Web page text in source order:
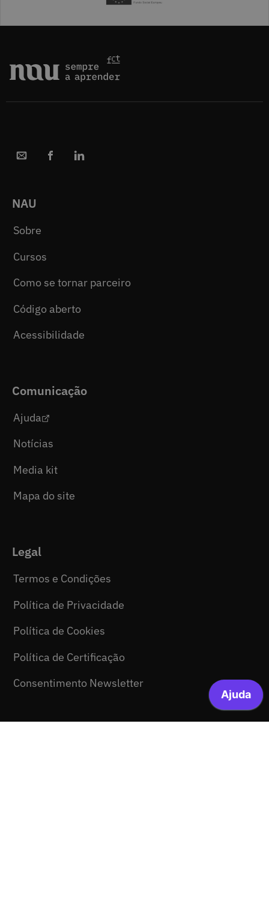
NAU
Sobre
Cursos
Como se tornar parceiro
Código aberto
Acessibilidade
Comunicação
Ajuda
Notícias
Media kit
Mapa do site
Legal
Termos e Condições
Política de Privacidade
Política de Cookies
Política de Certificação
Consentimento Newsletter